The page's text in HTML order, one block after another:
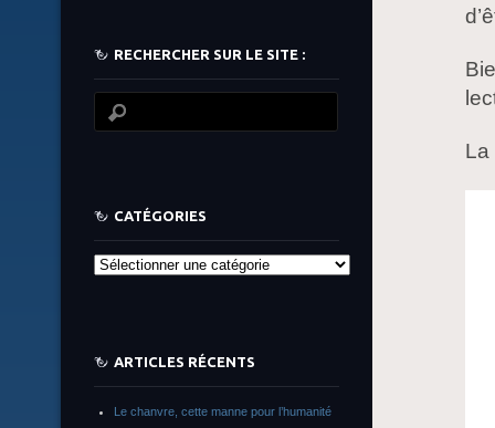
La
RECHERCHER SUR LE SITE :
CATÉGORIES
Catégories
ARTICLES RÉCENTS
Le chanvre, cette manne pour l’humanité